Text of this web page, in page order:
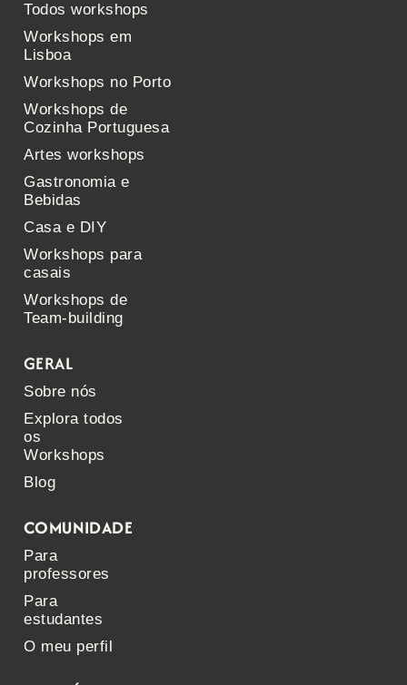
Todos workshops
Workshops em
Lisboa
Workshops no Porto
Workshops de
Cozinha Portuguesa
Artes workshops
Gastronomia e
Bebidas
Casa e DIY
Workshops para
casais
Workshops de
Team-building
GERAL
Sobre nós
Explora todos
os
Workshops
Blog
COMUNIDADE
Para
professores
Para
estudantes
O meu perfil